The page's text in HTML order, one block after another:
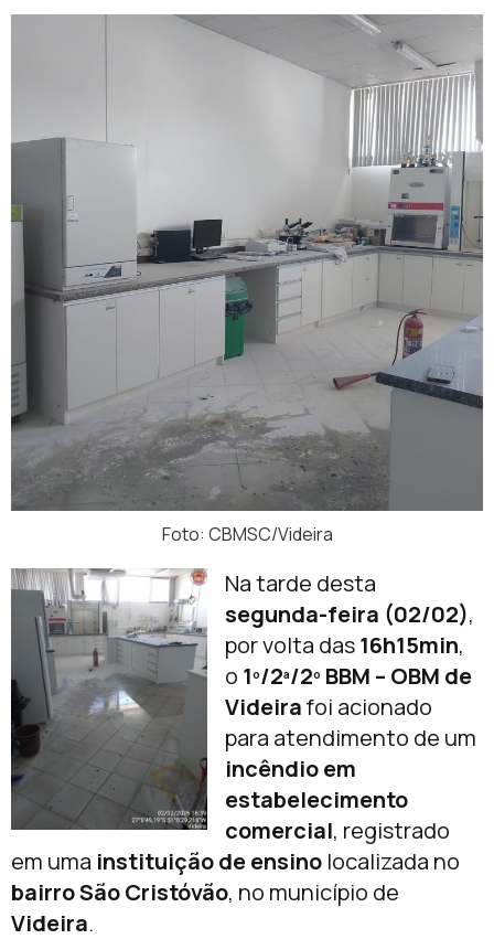
Foto: CBMSC/Videira
Na tarde desta
segunda-feira (02/02),
por volta das16h15min,
o 1º/2ª/2º BBM – OBM de
Videirafoi acionado
para atendimento de um
incêndio em
estabelecimento
comercial, registrado
em uma instituição de ensino localizada no
bairro São Cristóvão, no município de
Videira.